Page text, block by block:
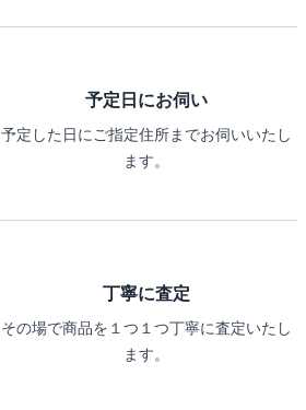
予定日にお伺い
予定した日にご指定住所までお伺いいたし
ます。
丁寧に査定
その場で商品を１つ１つ丁寧に査定いたし
ます。